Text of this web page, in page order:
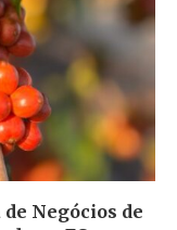
Negócios de